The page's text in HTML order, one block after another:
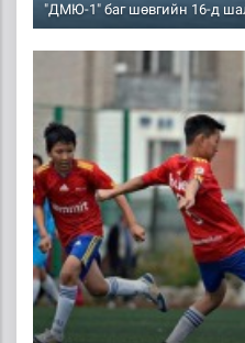
"ДМЮ-1" баг шөвгийн 16-д